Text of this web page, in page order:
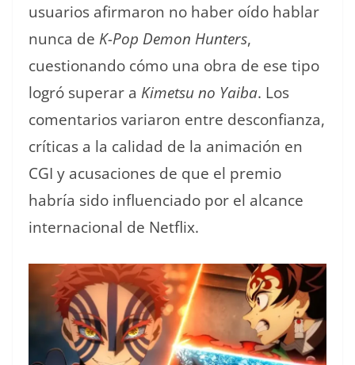
usuarios afirmaron no haber oído hablar
nunca de K-Pop Demon Hunters,
cuestionando cómo una obra de ese tipo
logró superar a Kimetsu no Yaiba. Los
comentarios variaron entre desconfianza,
críticas a la calidad de la animación en
CGI y acusaciones de que el premio
habría sido influenciado por el alcance
internacional de Netflix.